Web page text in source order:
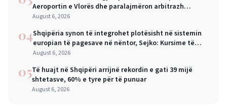
Aeroportin e Vlorës dhe paralajmëron arbitrazh
ndërkombëtar
August 6, 2026
04Shqipëria synon të integrohet plotësisht në sistemin
europian të pagesave në nëntor, Sejko: Kursime të
mëdha për qytetarët dhe bizneset
August 6, 2026
05Të huajt në Shqipëri arrijnë rekordin e gati 39 mijë
shtetasve, 60% e tyre për të punuar
August 6, 2026